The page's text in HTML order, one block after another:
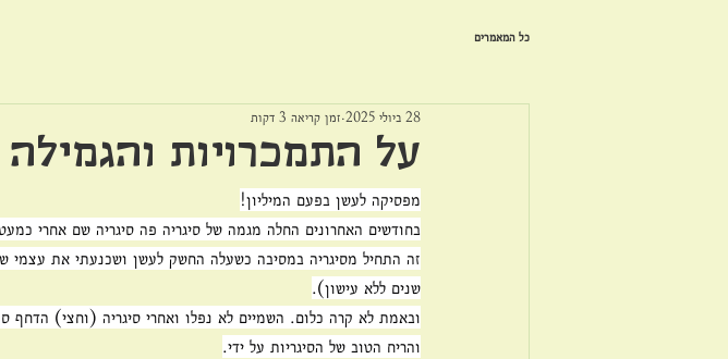
כל המאמרים
על התמכרויות
28 ביולי 2025 זמן קריאה 3 דקות
מפסיקה לעשן בפעם המיליון!
בחודשים האחרונים החלה מגמה של סיגריה פה סיגריה שם אחרי
שנים ללא עישון).
ובאמת לא קרה כלום. השמיים לא נפלו ואחרי סיגריה (וחצי)
והריח הטוב של הסיגריות על ידי.